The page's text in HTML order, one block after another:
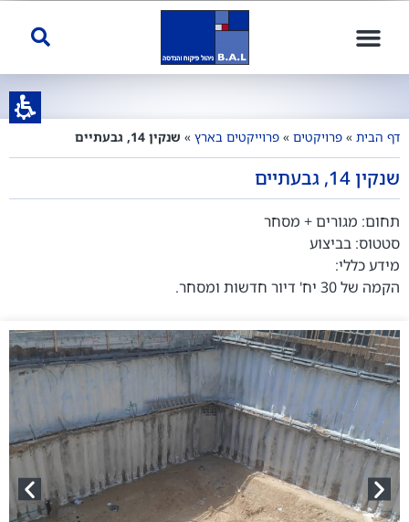
דף הבית » פרויקטים » פרוייקטים בארץ » שנקין 14, גבעתיים
שנקין 14, גבעתיים
תחום: מגורים + מסחר
סטטוס: בביצוע
מידע כללי:
הקמה של 30 יח' דיור חדשות ומסחר.